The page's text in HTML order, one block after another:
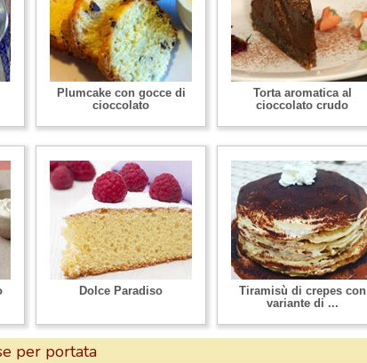
Plumcake con gocce di
cioccolato
Torta aromatica al
cioccolato crudo
Dolce Paradiso
Tiramisù di crepes con
variante di ...
per portata